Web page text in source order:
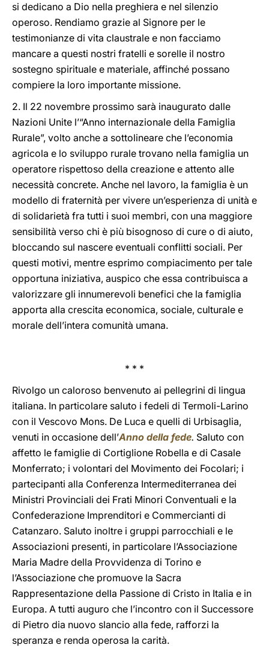
si dedicano a Dio nella preghiera e nel silenzio
operoso. Rendiamo grazie al Signore per le
testimonianze di vita claustrale e non facciamo
mancare a questi nostri fratelli e sorelle il nostro
sostegno spirituale e materiale, affinché possano
compiere la loro importante missione.
2. Il 22 novembre prossimo sarà inaugurato dalle
Nazioni Unite l’“Anno internazionale della Famiglia
Rurale”, volto anche a sottolineare che l’economia
agricola e lo sviluppo rurale trovano nella famiglia un
operatore rispettoso della creazione e attento alle
necessità concrete. Anche nel lavoro, la famiglia è un
modello di fraternità per vivere un’esperienza di unità e
di solidarietà fra tutti i suoi membri, con una maggiore
sensibilità verso chi è più bisognoso di cure o di aiuto,
bloccando sul nascere eventuali conflitti sociali. Per
questi motivi, mentre esprimo compiacimento per tale
opportuna iniziativa, auspico che essa contribuisca a
valorizzare gli innumerevoli benefici che la famiglia
apporta alla crescita economica, sociale, culturale e
morale dell’intera comunità umana.
* * *
Rivolgo un caloroso benvenuto ai pellegrini di lingua
italiana. In particolare saluto i fedeli di Termoli-Larino
con il Vescovo Mons. De Luca e quelli di Urbisaglia,
venuti in occasione dell’Anno della fede. Saluto con
affetto le famiglie di Cortiglione Robella e di Casale
Monferrato; i volontari del Movimento dei Focolari; i
partecipanti alla Conferenza Intermediterranea dei
Ministri Provinciali dei Frati Minori Conventuali e la
Confederazione Imprenditori e Commercianti di
Catanzaro. Saluto inoltre i gruppi parrocchiali e le
Associazioni presenti, in particolare l’Associazione
Maria Madre della Provvidenza di Torino e
l’Associazione che promuove la Sacra
Rappresentazione della Passione di Cristo in Italia e in
Europa. A tutti auguro che l’incontro con il Successore
di Pietro dia nuovo slancio alla fede, rafforzi la
speranza e renda operosa la carità.